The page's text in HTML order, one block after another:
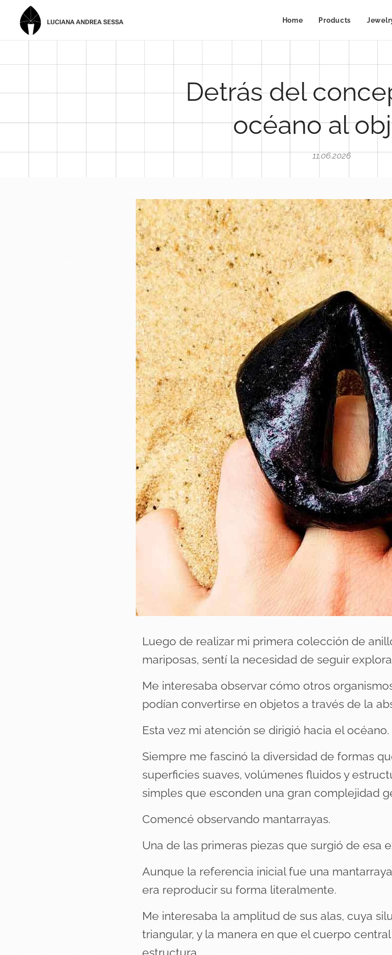
LUCIANA ANDREA SESSA Home Products
Detrás del
océano al
11.06.2026
Luego de realizar mi primera colección de
mariposas, sentí la necesidad de seguir
Me interesaba observar cómo otros
podían convertirse en objetos a través de la
Esta vez mi atención se dirigió hacia el océano.
Siempre me fascinó la diversidad de formas
superficies suaves, volúmenes fluidos y
simples que esconden una gran complejidad
Comencé observando mantarrayas.
Una de las primeras piezas que surgió de esa
Aunque la referencia inicial fue una
era reproducir su forma literalmente.
Me interesaba la amplitud de sus alas, cuya
triangular, y la manera en que el cuerpo
estructura.